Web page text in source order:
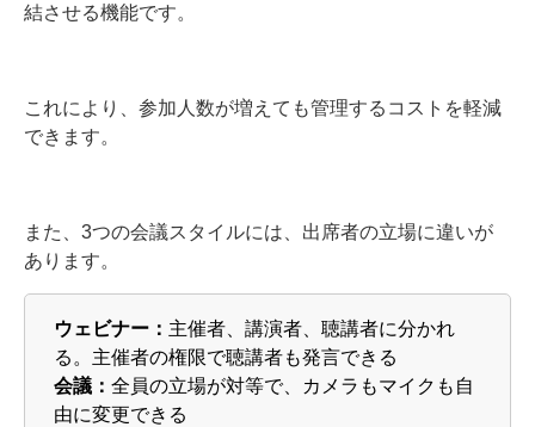
結させる機能です。
これにより、参加人数が増えても管理するコストを軽減
できます。
また、3つの会議スタイルには、出席者の立場に違いが
あります。
ウェビナー： 主催者、講演者、聴講者に分かれ
る。主催者の権限で聴講者も発言できる
会議： 全員の立場が対等で、カメラもマイクも自
由に変更できる